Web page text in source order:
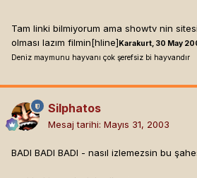
Tam linki bilmiyorum ama showtv nin
olması lazım filmin[hline]Karakurt, 30 May
Deniz maymunu hayvanı çok şerefsiz bi hayvandır
Silphatos
Mesaj tarihi: Mayıs 31, 2003
BADI BADI BADI - nasıl izlemezsin bu